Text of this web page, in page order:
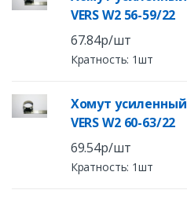
VERS W2 56-59/22
67.84р/шт
Кратность: 1шт
Хомут усиленный
VERS W2 60-63/22
69.54р/шт
Кратность: 1шт